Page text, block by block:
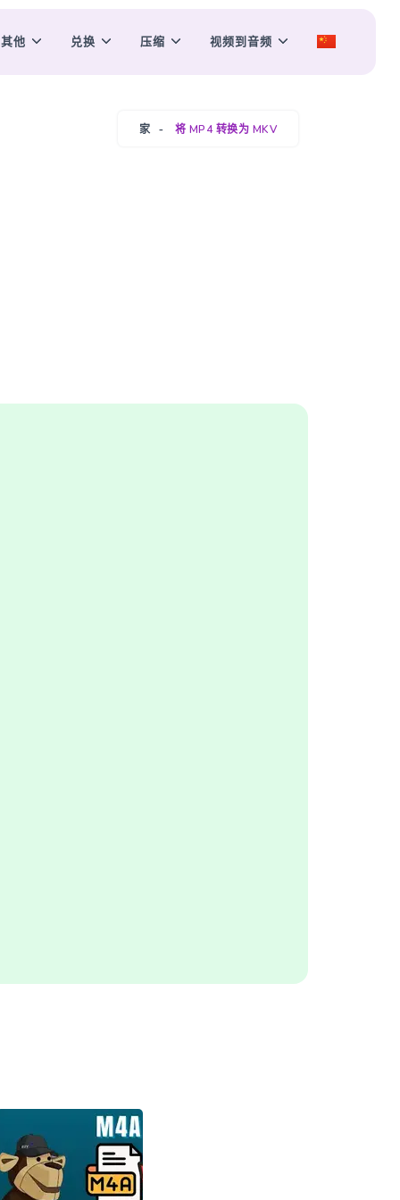
其他 兑换 压缩 视频到音频
家 将 MP4 转换为 MKV